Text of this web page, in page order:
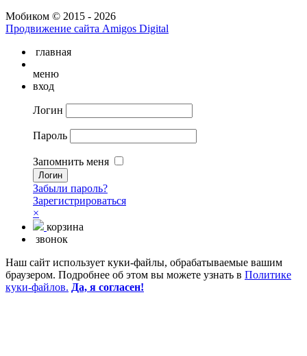
Мобиком © 2015 - 2026
Продвижение сайта Amigos Digital
главная
меню
вход
Логин
Пароль
Запомнить меня
Забыли пароль?
Зарегистрироваться
×
корзина
звонок
Наш сайт использует куки-файлы, обрабатываемые вашим
браузером. Подробнее об этом вы можете узнать в Политике
куки-файлов. Да, я согласен!